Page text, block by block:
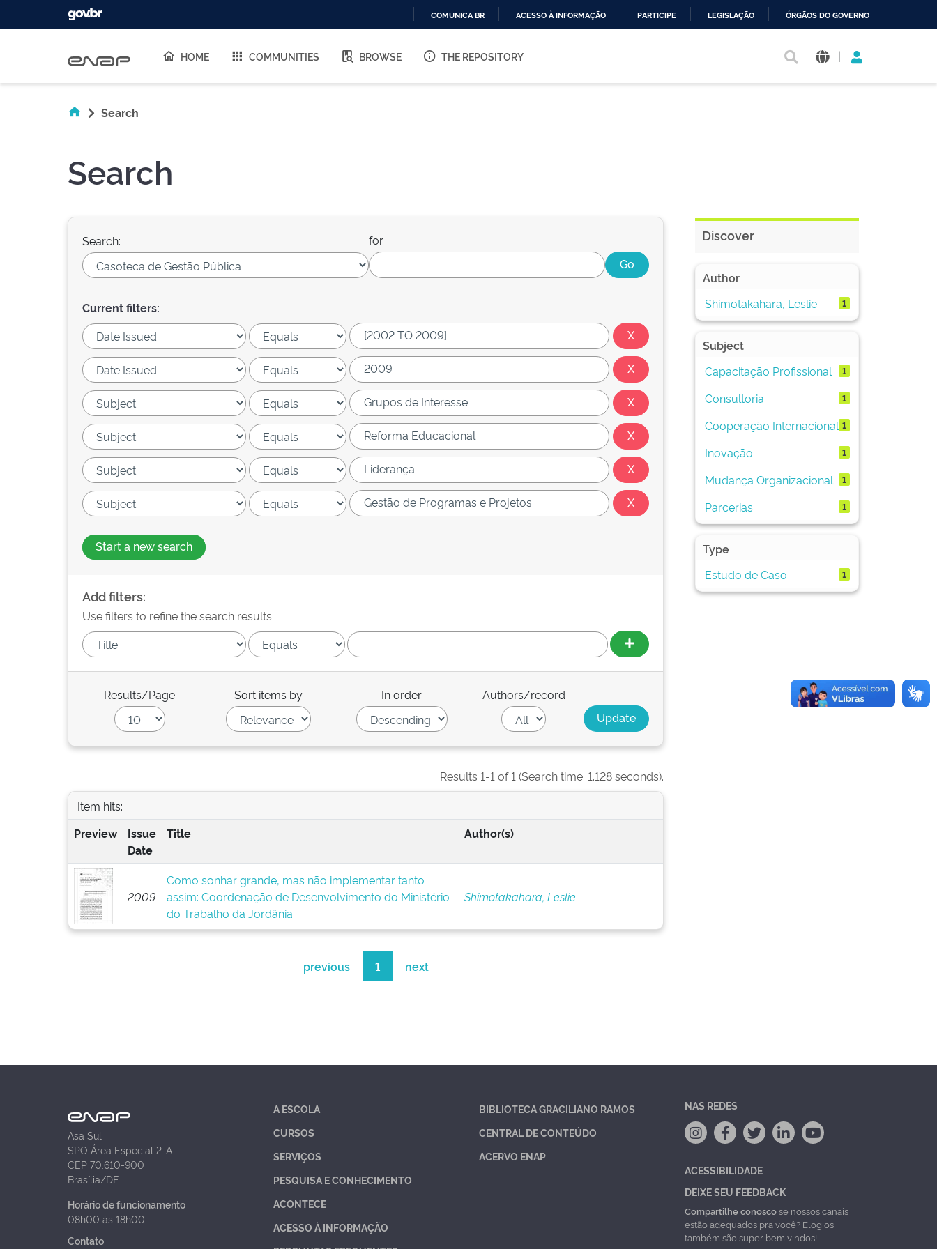
O
COMUNICA BR ACESSO À INFORMAÇÃO PARTICIPE LEGISLAÇÃO ÓRGÃOS DO GOVERNO
HOME COMMUNITIES BROWSE THE REPOSITORY |
Search
Search
Search: for
Current filters:
Start a new search
Add filters:
Use filters to refine the search results.
Results/Page Sort items by In order Authors/record
Results 1-1 of 1 (Search time: 1.128 seconds).
Item hits:
Preview
Issue
Date
Title Author(s)
2009
Como sonhar grande, mas não implementar tanto
assim: Coordenação de Desenvolvimento do Ministério
do Trabalho da Jordânia
Shimotakahara, Leslie
previous 1 next
Discover
Author
Shimotakahara, Leslie
1
Subject
Capacitação Profissional
1
Consultoria 1
Cooperação Internacional 1
Inovação 1
Mudança Organizacional 1
Parcerias 1
Type
Estudo de Caso
1
Asa Sul
SPO Área Especial 2-A
CEP 70.610-900
Brasília/DF
Horário de funcionamento
08h00 às 18h00
Contato
A ESCOLA
CURSOS
SERVIÇOS
PESQUISA E CONHECIMENTO
ACONTECE
ACESSO À INFORMAÇÃO
BIBLIOTECA GRACILIANO RAMOS
CENTRAL DE CONTEÚDO
ACERVO ENAP
NAS REDES
ACESSIBILIDADE
DEIXE SEU FEEDBACK
Compartilhe conoscose nossos canais
estão adequados pra você? Elogios
também são super bem vindos!